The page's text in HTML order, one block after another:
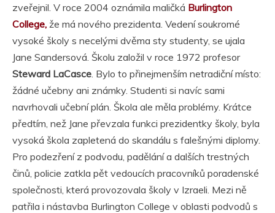
zveřejnil. V roce 2004 oznámila maličká Burlington
College, že má nového prezidenta. Vedení soukromé
vysoké školy s necelými dvěma sty studenty, se ujala
Jane Sandersová. Školu založil v roce 1972 profesor
Steward LaCasce . Bylo to přinejmenším netradiční místo:
žádné učebny ani známky. Studenti si navíc sami
navrhovali učební plán. Škola ale měla problémy. Krátce
předtím, než Jane převzala funkci prezidentky školy, byla
vysoká škola zapletená do skandálu s falešnými diplomy.
Pro podezření z podvodu, padělání a dalších trestných
činů, policie zatkla pět vedoucích pracovníků poradenské
společnosti, která provozovala školy v Izraeli. Mezi ně
patřila i nástavba Burlington College v oblasti podvodů s